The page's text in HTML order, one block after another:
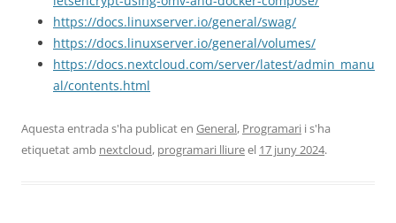
https://docs.linuxserver.io/general/swag/
https://docs.linuxserver.io/general/volumes/
https://docs.nextcloud.com/server/latest/admin_manu
al/contents.html
Aquesta entrada s'ha publicat en General, Programari i s'ha
etiquetat amb nextcloud, programari lliureel 17 juny 2024.